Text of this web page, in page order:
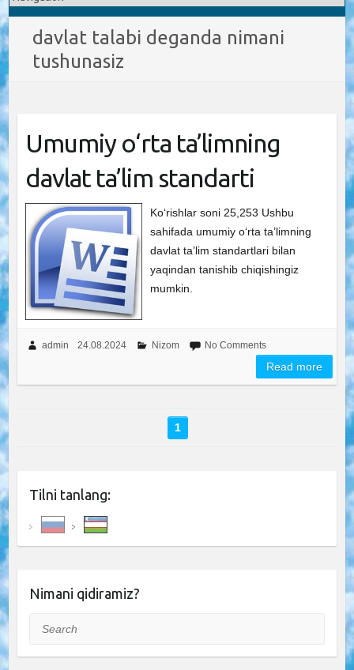
davlat talabi deganda nimani
tushunasiz
Umumiy o‘rta ta’limning
davlat ta’lim standarti
Ko‘rishlar soni 25,253 Ushbu
sahifada umumiy o‘rta ta’limning
davlat ta’lim standartlari bilan
yaqindan tanishib chiqishingiz
mumkin.
admin 24.08.2024 Nizom No Comments
Read more
1
Tilni tanlang:
Nimani qidiramiz?
Search